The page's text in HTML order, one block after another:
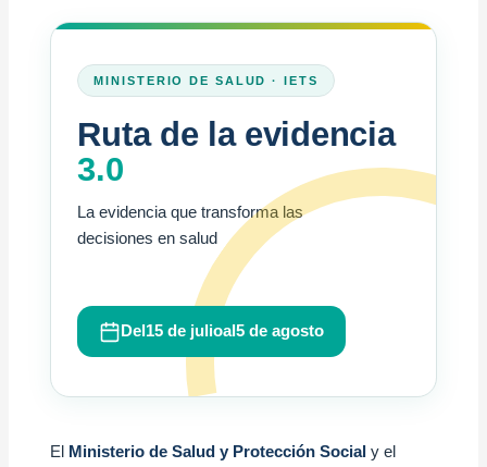
MINISTERIO DE SALUD · IETS
Ruta de la evidencia
3.0
La evidencia que transforma las
decisiones en salud
Del 15 de julioal5 de agosto
El Ministerio de Salud y Protección Social y el